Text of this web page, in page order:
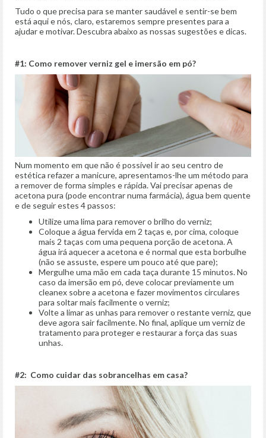
Tudo o que precisa para se manter saudável e sentir-se bem
está aqui e nós, claro, estaremos sempre presentes para a
ajudar e motivar. Descubra abaixo as nossas sugestões e dicas.
#1: Como remover verniz gel e imersão em pó?
Num momento em que não é possível ir ao seu centro de
estética refazer a manicure, apresentamos-lhe um método para
a remover de forma simples e rápida. Vai precisar apenas de
acetona pura (pode encontrar numa farmácia), água bem quente
e de seguir estes 4 passos:
Utilize uma lima para remover o brilho do verniz;
Coloque a água fervida em 2 taças e, por cima, coloque
mais 2 taças com uma pequena porção de acetona. A
água irá aquecer a acetona e é normal que esta borbulhe
(não se assuste, espere um pouco até que pare);
Mergulhe uma mão em cada taça durante 15 minutos. No
caso da imersão em pó, deve colocar previamente um
cleanex sobre a acetona e fazer movimentos circulares
para soltar mais facilmente o verniz;
Volte a limar as unhas para remover o restante verniz, que
deve agora sair facilmente. No final, aplique um verniz de
tratamento para proteger e restaurar a força das suas
unhas.
#2: Como cuidar das sobrancelhas em casa?